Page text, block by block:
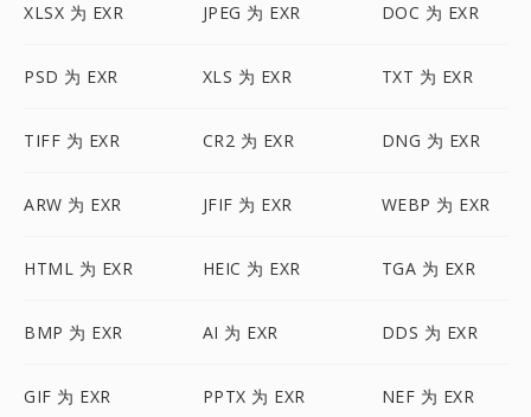
XLSX 为 EXR JPEG 为 EXR DOC 为 EXR
PSD 为 EXR XLS 为 EXR TXT 为 EXR
TIFF 为 EXR CR2 为 EXR DNG 为 EXR
ARW 为 EXR JFIF 为 EXR WEBP 为 EXR
HTML 为 EXR HEIC 为 EXR TGA 为 EXR
BMP 为 EXR AI 为 EXR DDS 为 EXR
GIF 为 EXR PPTX 为 EXR NEF 为 EXR